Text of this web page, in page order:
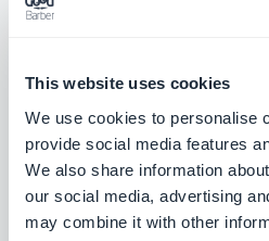
This website uses cookies
We use cookies to personalise
provide social media features
We also share information
our social media, advertising
may combine it with other
do app, a cor foi
ele esteja realmente
seções do app.
Modelo grande: A